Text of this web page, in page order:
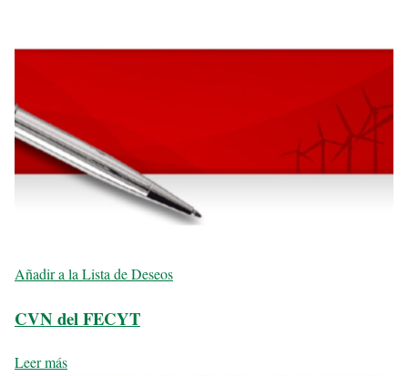
Añadir a la Lista de Deseos
CVN del FECYT
Leer más